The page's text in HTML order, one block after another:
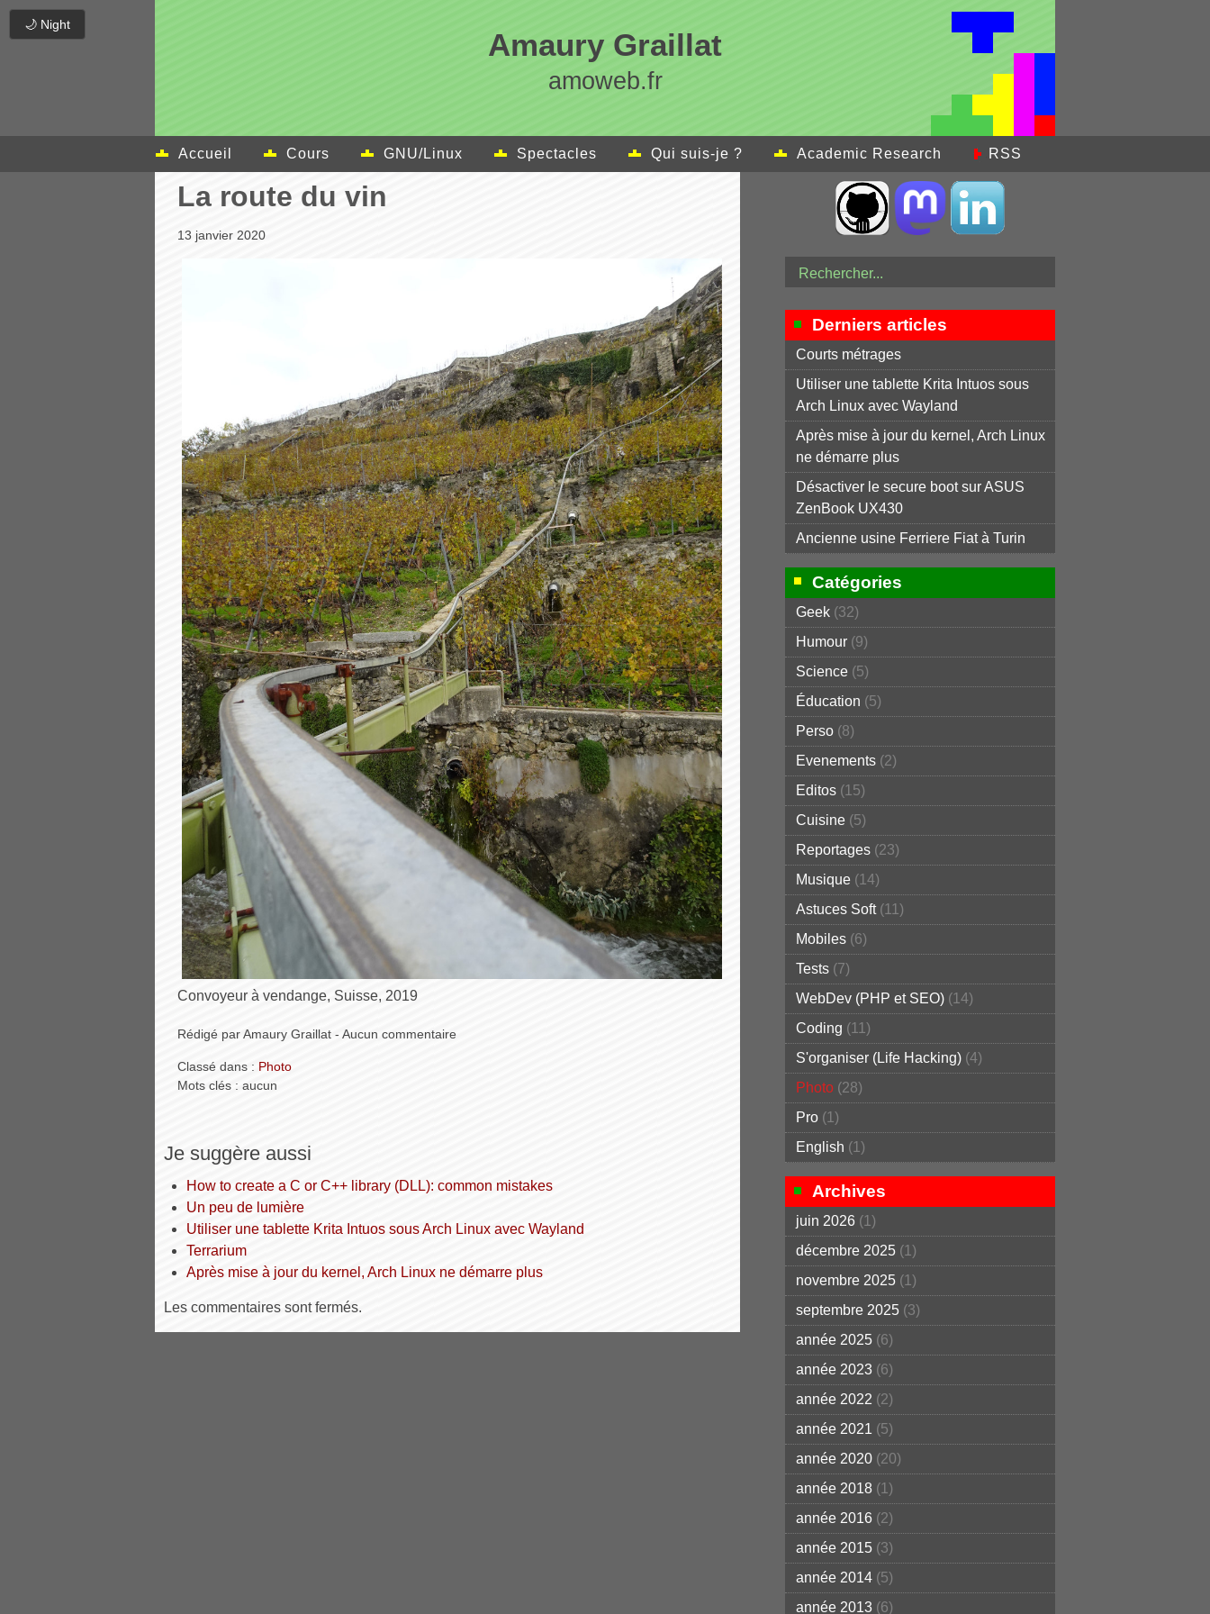
🌙 Night
Amaury Graillat
amoweb.fr
Accueil Cours GNU/Linux Spectacles Qui suis-je ? Academic Research RSS
La route du vin
13 janvier 2020
Convoyeur à vendange, Suisse, 2019
Rédigé par Amaury Graillat - Aucun commentaire
Classé dans : Photo
Mots clés : aucun
Je suggère aussi
How to create a C or C++ library (DLL): common mistakes
Un peu de lumière
Utiliser une tablette Krita Intuos sous Arch Linux avec Wayland
Terrarium
Après mise à jour du kernel, Arch Linux ne démarre plus
Les commentaires sont fermés.
Derniers articles
Courts métrages
Utiliser une tablette Krita Intuos sous
Arch Linux avec Wayland
Après mise à jour du kernel, Arch Linux
ne démarre plus
Désactiver le secure boot sur ASUS
ZenBook UX430
Ancienne usine Ferriere Fiat à Turin
Catégories
Geek (32)
Humour (9)
Science (5)
Éducation (5)
Perso (8)
Evenements (2)
Editos (15)
Cuisine (5)
Reportages (23)
Musique (14)
Astuces Soft(11)
Mobiles (6)
Tests (7)
WebDev (PHP et SEO) (14)
Coding (11)
S'organiser (Life Hacking) (4)
Photo (28)
Pro (1)
English (1)
Archives
juin 2026 (1)
décembre 2025 (1)
novembre 2025 (1)
septembre 2025 (3)
année 2025 (6)
année 2023 (6)
année 2022 (2)
année 2021 (5)
année 2020 (20)
année 2018 (1)
année 2016 (2)
année 2015 (3)
année 2014 (5)
année 2013 (6)